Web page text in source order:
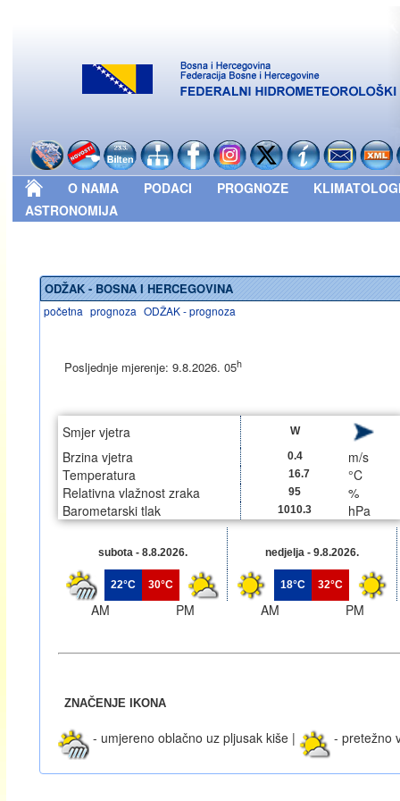
O NAMA PODACI PROGNOZE
ASTRONOMIJA
ODŽAK - BOSNA I HERCEGOVINA
početna prognoza ODŽAK - prognoza
Posljednje mjerenje: 9.8.2026. 05h
Smjer vjetra W
Brzina vjetra 0.4
m/s
Temperatura
16.7
°C
Relativna vlažnost zraka
95
%
Barometarski tlak
1010.3 hPa
subota - 8.8.2026. nedjelja - 9.8.2026.
22°C 30°C 18°C 32°C
AM PM AM PM
ZNAČENJE IKONA
- umjereno oblačno uz pljusak kiše | - pretežno